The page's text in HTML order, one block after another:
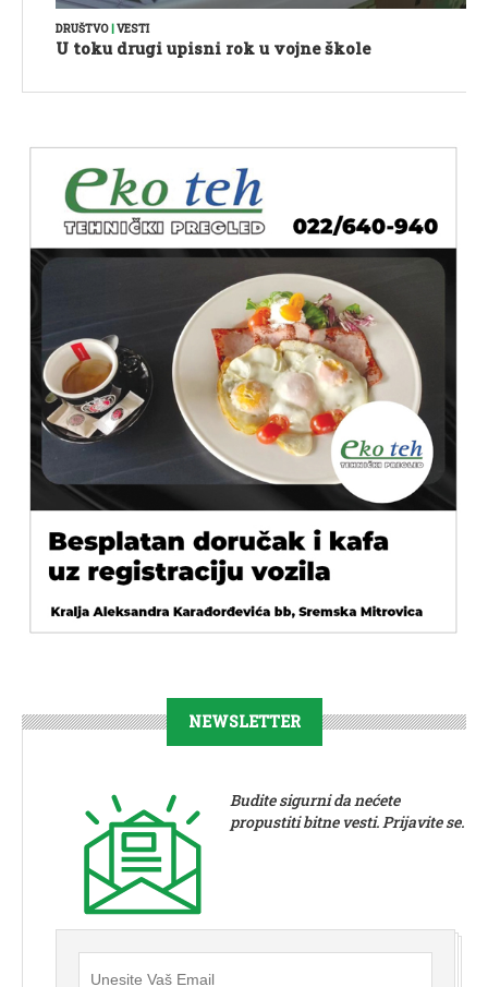
DRUŠTVO|VESTI
U toku drugi upisni rok u vojne škole
NEWSLETTER
Budite sigurni da nećete
propustiti bitne vesti. Prijavite se.